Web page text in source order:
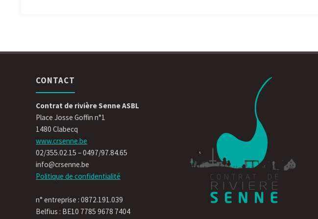
CONTACT
Contrat de rivière Senne ASBL
Place Josse Goffin n°1
1480 Clabecq
www.crsenne.be
02/355.02.15 – 0497/97.84.65
info@crsenne.be
Politique de confidentialité
n° entreprise : 0872.191.039
Belfius : BE10 7785 9678 7404